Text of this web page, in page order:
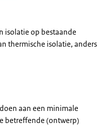
isolatie op bestaande
thermische isolatie, anders
aan een minimale
betreffende (ontwerp)